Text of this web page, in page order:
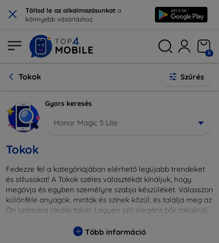
× Töltsd le az alkalmazásunkat a
könnyebb vásárláshoz.
0
Tokok Szűrés
Gyors keresés
Honor Magic 5 Lite
Tokok
Fedezze fel a kategóriájában elérhető legújabb trendeket
és stílusokat! A Tokok széles választékát kínáljuk, hogy
megóvja és egyben személyre szabja készülékét. Válasszon
különféle anyagok, minták és színek közül, és találja meg az
Ön számára ideális tokot. Legyen szó elegáns bőr tokokról,
nálunk mindenki megtalálja a stílusához leginkább illő
Több információ